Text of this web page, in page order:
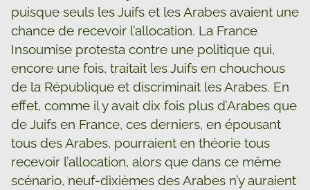
puisque seuls les Juifs et les Arabes avaient une
chance de recevoir l’allocation. La France
Insoumise protesta contre une politique qui,
encore une fois, traitait les Juifs en chouchous
de la République et discriminait les Arabes. En
effet, comme il y avait dix fois plus d’Arabes que
de Juifs en France, ces derniers, en épousant
tous des Arabes, pourraient en théorie tous
recevoir l’allocation, alors que dans ce même
scénario, neuf-dixièmes des Arabes n’y auraient